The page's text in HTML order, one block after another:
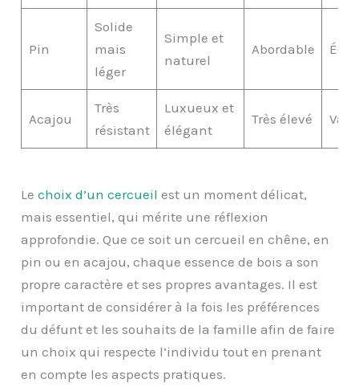
Pin
Solide
mais
léger
Simple et
naturel
Abordable
Acajou
Très
résistant
Luxueux et
élégant
Très élevé
Lechoix d’un cercueil est un moment délicat,
mais essentiel, qui mérite une réflexion
approfondie. Que ce soit un cercueil en chêne, en
pin ou en acajou, chaque essence de bois a son
propre caractère et ses propres avantages. Il est
important de considérer à la fois les préférences
du défunt et les souhaits de la famille afin de faire
un choix qui respecte l’individu tout en prenant
en compte les aspects pratiques.